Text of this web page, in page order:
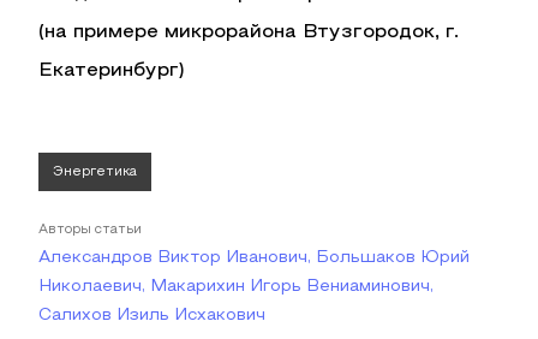
(на примере микрорайона Втузгородок, г.
Екатеринбург)
Энергетика
Авторы статьи
Александров Виктор Иванович, Большаков Юрий
Николаевич, Макарихин Игорь Вениаминович,
Салихов Изиль Исхакович